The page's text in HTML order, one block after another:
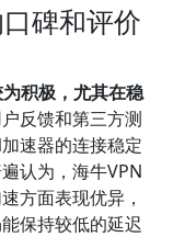
碑和评价
积极，尤其在稳
反馈和第三方测
速器的连接稳定
认为，海牛VPN
方面表现优异，
保持较低的延迟